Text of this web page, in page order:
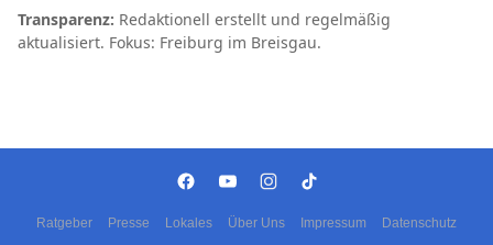
Transparenz: Redaktionell erstellt und regelmäßig
aktualisiert. Fokus: Freiburg im Breisgau.
Ratgeber Presse Lokales Über Uns Impressum Datenschutz